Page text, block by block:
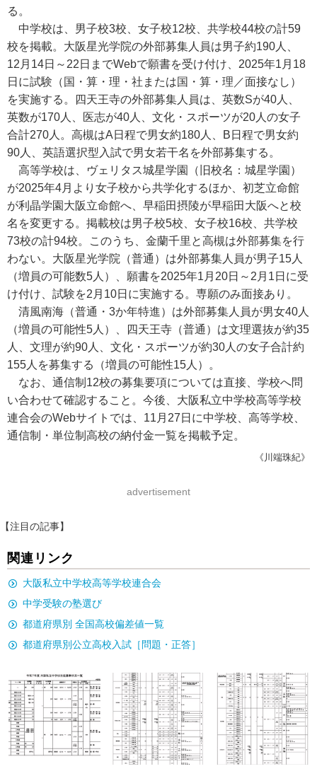
る。
中学校は、男子校3校、女子校12校、共学校44校の計59
校を掲載。大阪星光学院の外部募集人員は男子約190人、
12月14日～22日までWebで願書を受け付け、2025年1月18
日に試験（国・算・理・社または国・算・理／面接なし）
を実施する。四天王寺の外部募集人員は、英数Sが40人、
英数が170人、医志が40人、文化・スポーツが20人の女子
合計270人。高槻はA日程で男女約180人、B日程で男女約
90人、英語選択型入試で男女若干名を外部募集する。
高等学校は、ヴェリタス城星学園（旧校名：城星学園）
が2025年4月より女子校から共学化するほか、初芝立命館
が利晶学園大阪立命館へ、早稲田摂陵が早稲田大阪へと校
名を変更する。掲載校は男子校5校、女子校16校、共学校
73校の計94校。このうち、金蘭千里と高槻は外部募集を行
わない。大阪星光学院（普通）は外部募集人員が男子15人
（増員の可能数5人）、願書を2025年1月20日～2月1日に受
け付け、試験を2月10日に実施する。専願のみ面接あり。
清風南海（普通・3か年特進）は外部募集人員が男女40人
（増員の可能性5人）、四天王寺（普通）は文理選抜が約35
人、文理が約90人、文化・スポーツが約30人の女子合計約
155人を募集する（増員の可能性15人）。
なお、通信制12校の募集要項については直接、学校へ問
い合わせて確認すること。今後、大阪私立中学校高等学校
連合会のWebサイトでは、11月27日に中学校、高等学校、
通信制・単位制高校の納付金一覧を掲載予定。
《川端珠紀》
advertisement
【注目の記事】
関連リンク
大阪私立中学校高等学校連合会
中学受験の塾選び
都道府県別 全国高校偏差値一覧
都道府県別公立高校入試［問題・正答］